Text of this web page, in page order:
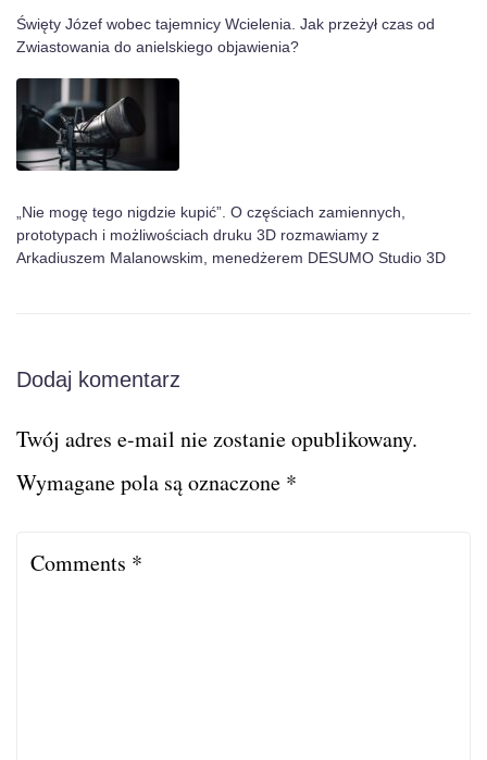
Święty Józef wobec tajemnicy Wcielenia. Jak przeżył czas od
Zwiastowania do anielskiego objawienia?
„Nie mogę tego nigdzie kupić”. O częściach zamiennych,
prototypach i możliwościach druku 3D rozmawiamy z
Arkadiuszem Malanowskim, menedżerem DESUMO Studio 3D
Dodaj komentarz
Twój adres e-mail nie zostanie opublikowany.
Wymagane pola są oznaczone *